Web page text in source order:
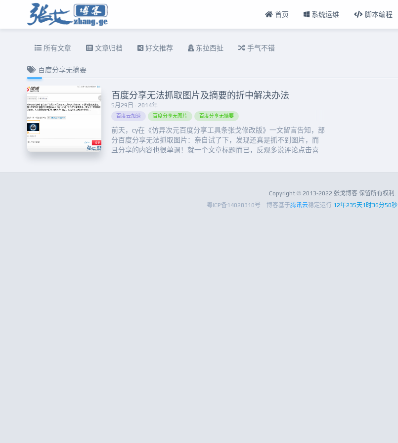
首页 系统运维 脚本编程
所有文章 文章归档 好文推荐 东拉西扯 手气不错
百度分享无摘要
5月29日 · 2014年
百度分享无法抓取图片及摘要的折中解决办法
百度云加速 百度分享无图片 百度分享无摘要
前天，cy在《仿异次元百度分享工具条张戈修改版》一文留言告知，部
分百度分享无法抓取图片：亲自试了下，发现还真是抓不到图片，而
且分享的内容也很单调！就一个文章标题而已，反观多说评论点击喜
Copyright © 2013-2022 张戈博客 保留所有权利.
粤ICP备14028310号
博客基于腾讯云稳定运行 12年235天1时36分51秒